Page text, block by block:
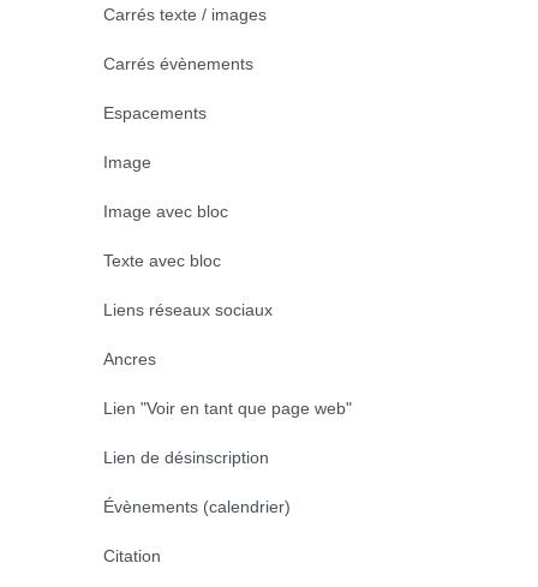
Carrés texte / images
Carrés évènements
Espacements
Image
Image avec bloc
Texte avec bloc
Liens réseaux sociaux
Ancres
Lien "Voir en tant que page web"
Lien de désinscription
Évènements (calendrier)
Citation